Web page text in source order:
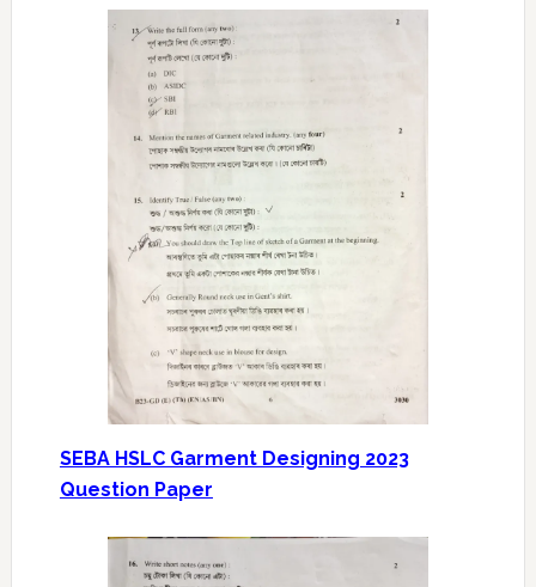
SEBA HSLC Garment Designing 2023
Question Paper